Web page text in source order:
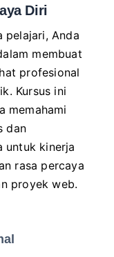
Diri
pelajari, Anda
membuat
profesional
Kursus ini
memahami
dan
untuk kinerja
rasa percaya
proyek web.